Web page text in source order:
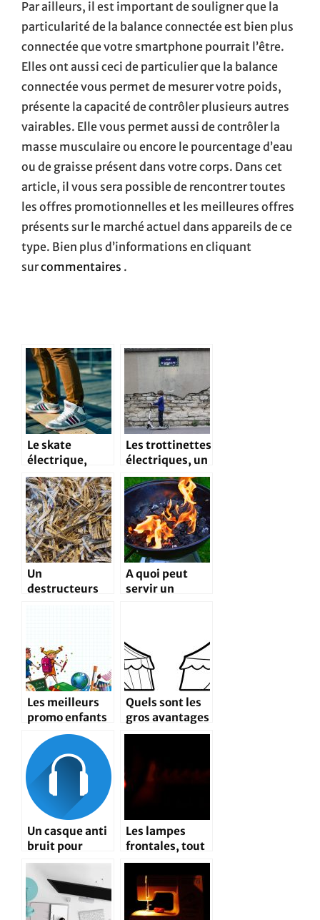
Par ailleurs, il est important de souligner que la
particularité de la balance connectée est bien plus
connectée que votre smartphone pourrait l’être.
Elles ont aussi ceci de particulier que la balance
connectée vous permet de mesurer votre poids,
présente la capacité de contrôler plusieurs autres
vairables. Elle vous permet aussi de contrôler la
masse musculaire ou encore le pourcentage d’eau
ou de graisse présent dans votre corps. Dans cet
article, il vous sera possible de rencontrer toutes
les offres promotionnelles et les meilleures offres
présents sur le marché actuel dans appareils de ce
type. Bien plus d’informations en cliquant
surcommentaires .
Le skate
électrique,
pour des
balades moins
fatiguantes
Les trottinettes
électriques, un
bon moyen de
déplacement
Un
destructeurs
A quoi peut
servir un
Les meilleurs
promo enfants
chez “Kid’s
Promo”
Quels sont les
gros avantages
pour une
d’avoir sa tente
pliable?
Un casque anti
bruit pour
protéger vos
oreilles
Les lampes
frontales, tout
ce qu’il faut
savoir